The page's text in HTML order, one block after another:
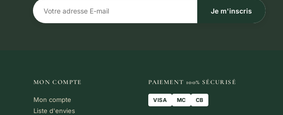
Je m'inscris
MON COMPTE
Mon compte
Liste d'envies
PAIEMENT 100% SÉCURISÉ
VISA MC CB